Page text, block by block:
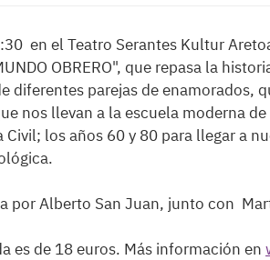
en el Teatro Serantes Kultur
OBRERO", que repasa la
diferentes parejas de enamorados,
nos llevan a la escuela moderna
Civil; los años 60 y 80 para llegar a
por Alberto San Juan, junto con
es de 18 euros. Más información en